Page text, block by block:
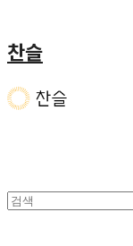
찬슬